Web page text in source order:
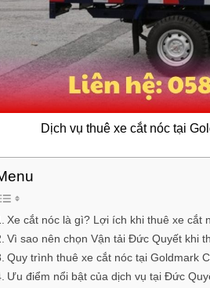
Dịch vụ thuê xe cắt nóc tại
Xe cắt nóc là gì? Lợi ích khi thuê xe cắt
Vì sao nên chọn Vận tải Đức Quyết khi
Quy trình thuê xe cắt nóc tại Goldmark
Ưu điểm nổi bật của dịch vụ tại Đức